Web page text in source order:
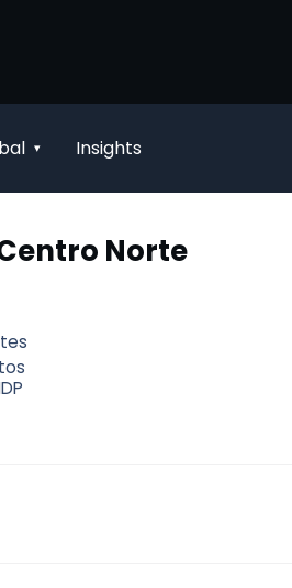
▾ Insights
Norte